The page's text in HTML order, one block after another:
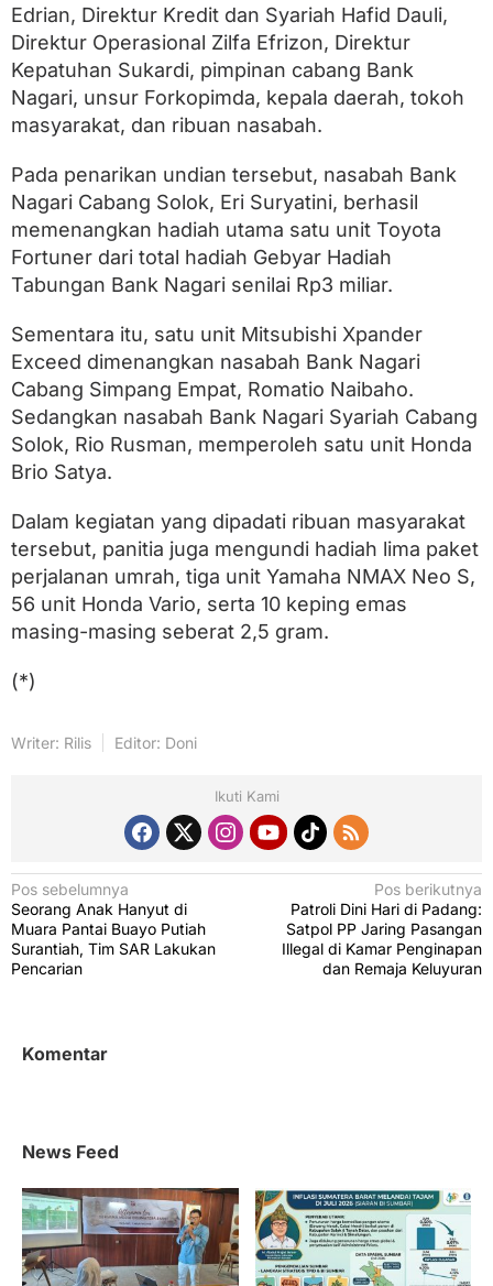
Edrian, Direktur Kredit dan Syariah Hafid Dauli,
Direktur Operasional Zilfa Efrizon, Direktur
Kepatuhan Sukardi, pimpinan cabang Bank
Nagari, unsur Forkopimda, kepala daerah, tokoh
masyarakat, dan ribuan nasabah.
Pada penarikan undian tersebut, nasabah Bank
Nagari Cabang Solok, Eri Suryatini, berhasil
memenangkan hadiah utama satu unit Toyota
Fortuner dari total hadiah Gebyar Hadiah
Tabungan Bank Nagari senilai Rp3 miliar.
Sementara itu, satu unit Mitsubishi Xpander
Exceed dimenangkan nasabah Bank Nagari
Cabang Simpang Empat, Romatio Naibaho.
Sedangkan nasabah Bank Nagari Syariah Cabang
Solok, Rio Rusman, memperoleh satu unit Honda
Brio Satya.
Dalam kegiatan yang dipadati ribuan masyarakat
tersebut, panitia juga mengundi hadiah lima paket
perjalanan umrah, tiga unit Yamaha NMAX Neo S,
56 unit Honda Vario, serta 10 keping emas
masing-masing seberat 2,5 gram.
(*)
Writer: Rilis Editor: Doni
Ikuti Kami
N
a
v
a
p
s
Pos sebelumnya
Seorang Anak Hanyut di
Muara Pantai Buayo Putiah
Surantiah, Tim SAR Lakukan
Pencarian
Pos berikutnya
Patroli Dini Hari di Padang:
Satpol PP Jaring Pasangan
Illegal di Kamar Penginapan
dan Remaja Keluyuran
Komentar
News Feed